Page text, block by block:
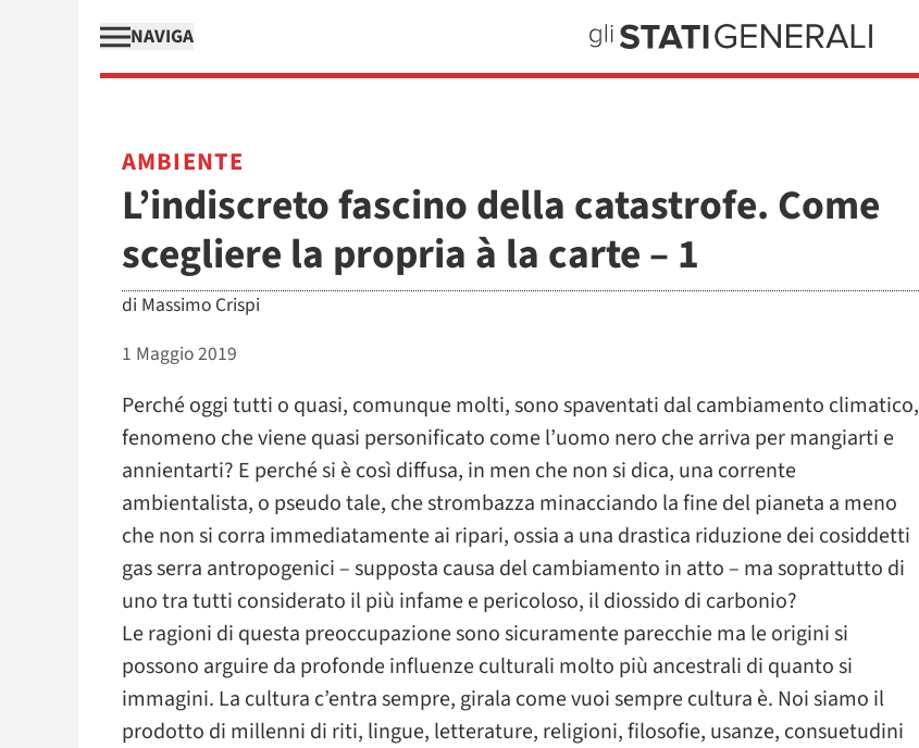
NAVIGA
AMBIENTE
L’indiscreto fascino della catastrofe. Come
scegliere la propria à la carte – 1
di Massimo Crispi
1 Maggio 2019
Perché oggi tutti o quasi, comunque molti, sono spaventati dal cambiamento climatico,
fenomeno che viene quasi personificato come l’uomo nero che arriva per mangiarti e
annientarti? E perché si è così diffusa, in men che non si dica, una corrente
ambientalista, o pseudo tale, che strombazza minacciando la fine del pianeta a meno
che non si corra immediatamente ai ripari, ossia a una drastica riduzione dei cosiddetti
gas serra antropogenici – supposta causa del cambiamento in atto – ma soprattutto di
uno tra tutti considerato il più infame e pericoloso, il diossido di carbonio?
Le ragioni di questa preoccupazione sono sicuramente parecchie ma le origini si
possono arguire da profonde influenze culturali molto più ancestrali di quanto si
immagini. La cultura c’entra sempre, girala come vuoi sempre cultura è. Noi siamo il
prodotto di millenni di riti, lingue, letterature, religioni, filosofie, usanze, consuetudini